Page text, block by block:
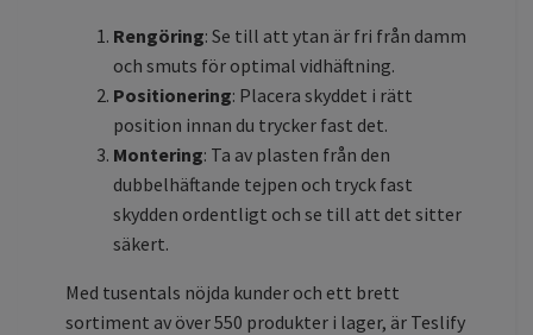
Rengöring: Se till att ytan är fri från damm
och smuts för optimal vidhäftning.
Positionering: Placera skyddet i rätt
position innan du trycker fast det.
Montering: Ta av plasten från den
dubbelhäftande tejpen och tryck fast
skydden ordentligt och se till att det sitter
säkert.
Med tusentals nöjda kunder och ett brett
sortiment av över 550 produkter i lager, är Teslify